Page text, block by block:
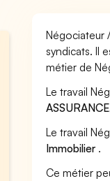
Négociateur
syndicats. Il
métier de
Le travail
Le travail
Immobilier .
Ce métier